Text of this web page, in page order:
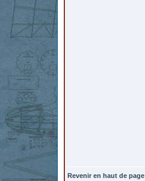
Revenir en haut de page